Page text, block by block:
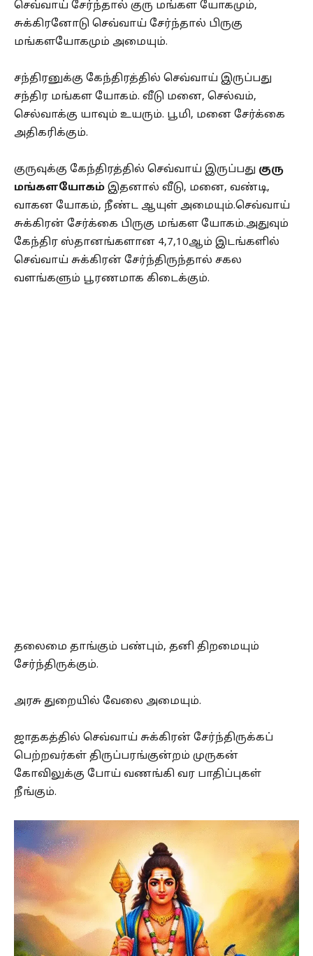
செவ்வாய் சேர்ந்தால் குரு மங்கள யோகமும்,
சுக்கிரனோடு செவ்வாய் சேர்ந்தால் பிருகு
மங்களயோகமும் அமையும்.
சந்திரனுக்கு கேந்திரத்தில் செவ்வாய் இருப்பது
சந்திர மங்கள யோகம். வீடு மனை, செல்வம்,
செல்வாக்கு யாவும் உயரும். பூமி, மனை சேர்க்கை
அதிகரிக்கும்.
குருவுக்கு கேந்திரத்தில் செவ்வாய் இருப்பது குரு
மங்களயோகம் இதனால் வீடு, மனை, வண்டி,
வாகன யோகம், நீண்ட ஆயுள் அமையும்.செவ்வாய்
சுக்கிரன் சேர்க்கை பிருகு மங்கள யோகம்.அதுவும்
கேந்திர ஸ்தானங்களான 4,7,10ஆம் இடங்களில்
செவ்வாய் சுக்கிரன் சேர்ந்திருந்தால் சகல
வளங்களும் பூரணமாக கிடைக்கும்.
தலைமை தாங்கும் பண்பும், தனி திறமையும்
சேர்ந்திருக்கும்.
அரசு துறையில் வேலை அமையும்.
ஜாதகத்தில் செவ்வாய் சுக்கிரன் சேர்ந்திருக்கப்
பெற்றவர்கள் திருப்பரங்குன்றம் முருகன்
கோவிலுக்கு போய் வணங்கி வர பாதிப்புகள்
நீங்கும்.